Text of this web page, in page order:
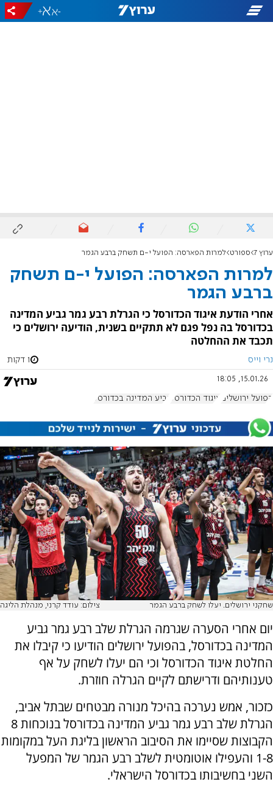
-
+
ערוץ 7 ספורט למרות הפארסה: הפועל י-ם תשחק ברבע הגמר
למרות הפארסה: הפועל י-ם תשחק
ברבע הגמר
אחרי הודעת איגוד הכדורסל כי הגרלת רבע גמר גביע המדינה
בכדורסל בה נפל פגם לא תתקיים בשנית, הודיעה ירושלים כי
תכבד את ההחלטה
נרי וייס 1 דקות
15.01.26, 18:05
הפועל ירושלים איגוד הכדורסל גביע המדינה בכדורסל
שחקני ירושלים. יעלו לשחק ברבע הגמר צילום: עודד קרני, מנהלת הליגה
יום אחרי הסערה שגרמה הגרלת שלב רבע גמר גביע
המדינה בכדורסל, בהפועל ירושלים הודיעו כי קיבלו את
החלטת איגוד הכדורסל וכי הם יעלו לשחק על אף
טענותיהם ודרישתם לקיים הגרלה חוזרת.
כזכור, אמש נערכה בהיכל מנורה מבטחים שבתל אביב,
הגרלת שלב רבע גמר גביע המדינה בכדורסל בנוכחות 8
הקבוצות שסיימו את הסיבוב הראשון בליגת העל במקומות
1-8 והעפילו אוטומטית לשלב רבע הגמר של המפעל
השני בחשיבותו בכדורסל הישראלי.